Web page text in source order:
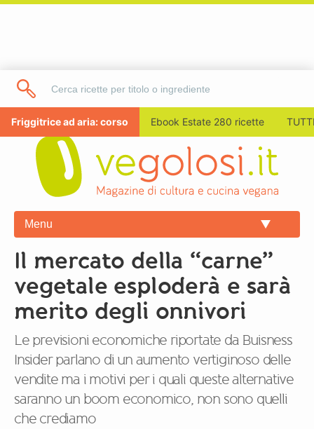
Friggitrice ad aria: corso Ebook Estate 280 ricette
Menu
Il mercato della “carne”
vegetale esploderà e sarà
merito degli onnivori
Le previsioni economiche riportate da Buisness
Insider parlano di un aumento vertiginoso delle
vendite ma i motivi per i quali queste alternative
saranno un boom economico, non sono quelli
che crediamo